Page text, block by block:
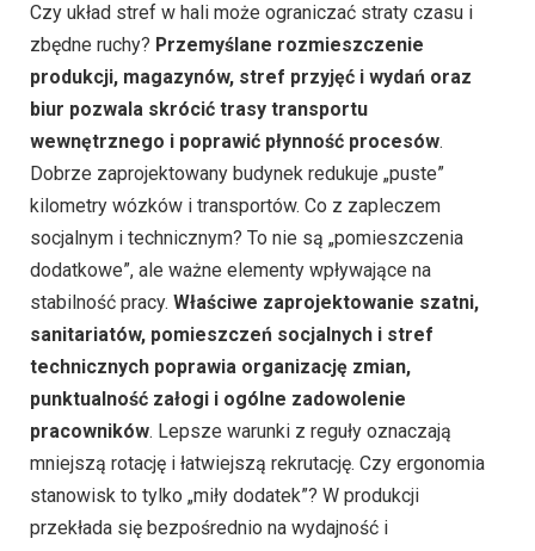
Czy układ stref w hali może ograniczać straty czasu i
zbędne ruchy? Przemyślane rozmieszczenie
produkcji, magazynów, stref przyjęć i wydań oraz
biur pozwala skrócić trasy transportu
wewnętrznego i poprawić płynność procesów.
Dobrze zaprojektowany budynek redukuje „puste”
kilometry wózków i transportów. Co z zapleczem
socjalnym i technicznym? To nie są „pomieszczenia
dodatkowe”, ale ważne elementy wpływające na
stabilność pracy. Właściwe zaprojektowanie szatni,
sanitariatów, pomieszczeń socjalnych i stref
technicznych poprawia organizację zmian,
punktualność załogi i ogólne zadowolenie
pracowników. Lepsze warunki z reguły oznaczają
mniejszą rotację i łatwiejszą rekrutację. Czy ergonomia
stanowisk to tylko „miły dodatek”? W produkcji
przekłada się bezpośrednio na wydajność i